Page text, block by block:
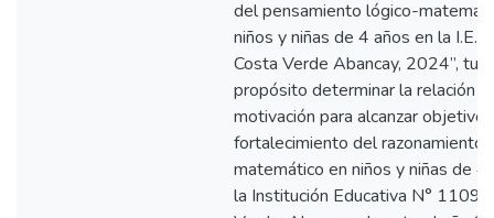
del pensamiento lógico-
niños y niñas de 4 años en la I.E.I
Costa Verde Abancay, 2024”,
propósito determinar la relación
motivación para alcanzar
fortalecimiento del razonamiento
matemático en niños y niñas de 4
la Institución Educativa N° 1109